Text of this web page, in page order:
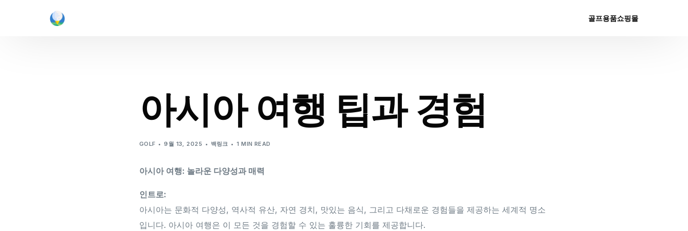
골프용품쇼핑몰
아시아 여행 팁과 경험
GOLF 9월 13, 2025 백링크 1 MIN READ
아시아 여행: 놀라운 다양성과 매력
인트로:
아시아는 문화적 다양성, 역사적 유산, 자연 경치, 맛있는 음식, 그리고 다채로운 경험들을 제공하는 세계적 명소
입니다. 아시아 여행은 이 모든 것을 경험할 수 있는 훌륭한 기회를 제공합니다.